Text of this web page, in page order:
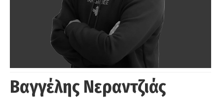
Βαγγέλης Νεραντζιάς